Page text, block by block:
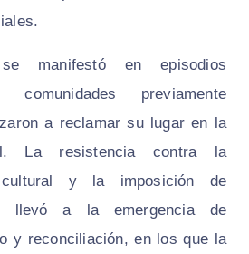
manifestó en episodios
comunidades previamente
a reclamar su lugar en la
La resistencia contra la
cultural y la imposición de
llevó a la emergencia de
y reconciliación, en los que la